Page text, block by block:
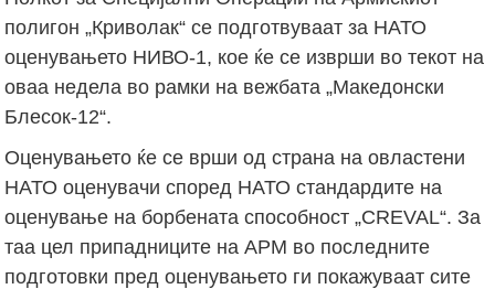
полигон „Криволак“ се подготвуваат за НАТО
оценувањето НИВО-1, кое ќе се изврши во текот на
оваа недела во рамки на вежбата „Македонски
Блесок-12“.
Оценувањето ќе се врши од страна на овластени
НАТО оценувачи според НАТО стандардите на
оценување на борбената способност „CREVAL“. За
таа цел припадниците на АРМ во последните
подготовки пред оценувањето ги покажуваат сите